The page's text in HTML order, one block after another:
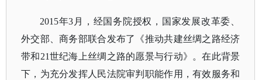
2015年3月，经国务院授权，国家发展改革委、
外交部、商务部联合发布了《推动共建丝绸之路经济
带和21世纪海上丝绸之路的愿景与行动》。在此背景
下，为充分发挥人民法院审判职能作用，有效服务和